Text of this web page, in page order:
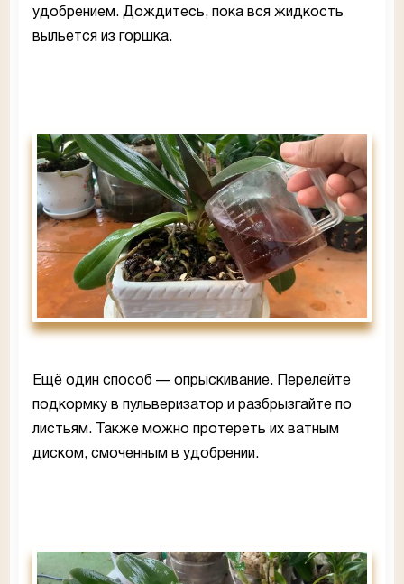
удобрением. Дождитесь, пока вся жидкость
выльется из горшка.
Ещё один способ — опрыскивание. Перелейте
подкормку в пульверизатор и разбрызгайте по
листьям. Также можно протереть их ватным
диском, смоченным в удобрении.